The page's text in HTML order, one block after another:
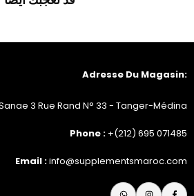
:Adresse Du Magasin
3 Rue Rand N° 33 - Tanger-Médina
Phone : +(212) 695 071485
Email :info@supplementsmaroc.com